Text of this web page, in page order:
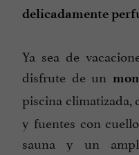
delicadamente
Ya sea de
disfrute de un
piscina climatizada,
y fuentes con
sauna y un